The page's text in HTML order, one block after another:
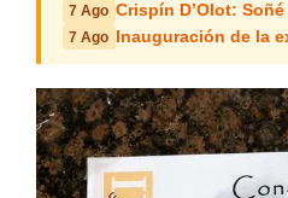
7 Ago Crispín D’Olot:
7 Ago Inauguración de la